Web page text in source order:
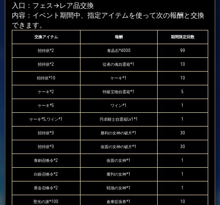
入口：フェス→レア品交換
内容：イベント期間中、指定アイテムを使って次の報酬と交換
できます。
交換アイテム 報酬 期間限定回数
招待状*2 青晶石*4000 99
招待状*2 従者の魂自選箱*1 10
招待状*10 ケーキ*1 10
ケーキ*2 特級宝物自選箱*1 5
ケーキ*5 ワイン*1 1
ケーキ*5,ワイン*1 円卓騎士自選箱Lv1*1 1
招待状*3 勝利の女神の破片*1 30
招待状*3 仮面の女神の破片*1 30
青銅召喚令*2 仮面の女神*1 1
白銀召喚令*2 審判の女神*1 1
黄金召喚令*2 戦场の女神*1 1
聖光の源*100 倉庫拡張券*1 10